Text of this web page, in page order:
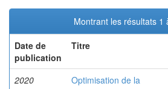
Montrant les résultats 1
Date de
publication
Titre
2020
Optimisation de la